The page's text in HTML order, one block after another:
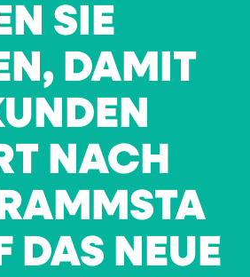
SIE
DAMIT
NACH
DAS NEUE